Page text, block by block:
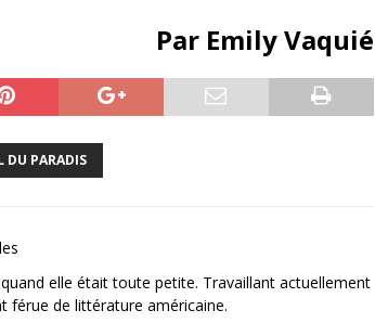
Par Emily Vaquié
DU PARADIS
elle était toute petite. Travaillant actuellement
férue de littérature américaine.